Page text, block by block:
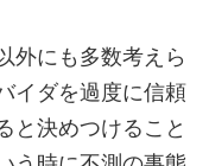
外にも多数考えら
イダを過度に信頼
と決めつけること